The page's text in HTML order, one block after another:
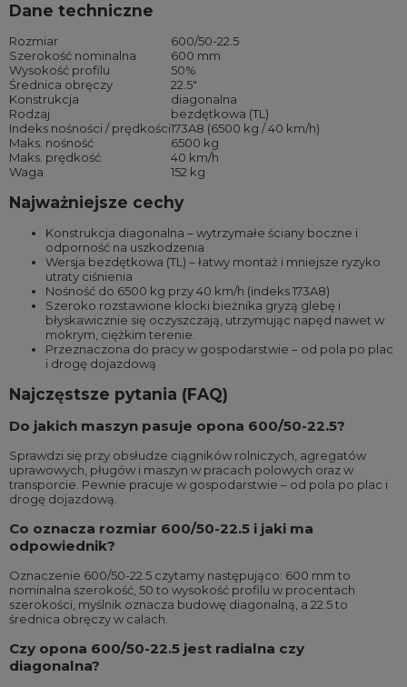
Dane techniczne
Rozmiar
600/50-22.5
Szerokość nominalna
600 mm
Wysokość profilu
50%
Średnica obręczy
22.5″
Konstrukcja
diagonalna
Rodzaj
bezdętkowa (TL)
Indeks nośności / prędkości173A8 (6500 kg / 40 km/h)
Maks. nośność
6500 kg
Maks. prędkość
40 km/h
Waga
152 kg
Najważniejsze cechy
Konstrukcja diagonalna – wytrzymałe ściany boczne i
odporność na uszkodzenia
Wersja bezdętkowa (TL) – łatwy montaż i mniejsze ryzyko
utraty ciśnienia
Nośność do 6500 kg przy 40 km/h (indeks 173A8)
Szeroko rozstawione klocki bieżnika gryzą glebę i
błyskawicznie się oczyszczają, utrzymując napęd nawet w
mokrym, ciężkim terenie.
Przeznaczona do pracy w gospodarstwie – od pola po plac
i drogę dojazdową
Najczęstsze pytania (FAQ)
Do jakich maszyn pasuje opona 600/50-22.5?
Sprawdzi się przy obsłudze ciągników rolniczych, agregatów
uprawowych, pługów i maszyn w pracach polowych oraz w
transporcie. Pewnie pracuje w gospodarstwie – od pola po plac i
drogę dojazdową.
Co oznacza rozmiar 600/50-22.5 i jaki ma
odpowiednik?
Oznaczenie 600/50-22.5 czytamy następująco: 600 mm to
nominalna szerokość, 50 to wysokość profilu w procentach
szerokości, myślnik oznacza budowę diagonalną, a 22.5 to
średnica obręczy w calach.
Czy opona 600/50-22.5 jest radialna czy
diagonalna?